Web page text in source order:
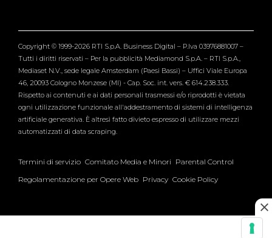
Verissimo
Copyright © 1999-2026 RTI S.p.A. Business Digital – P.Iva 03976881007 –
Tutti i diritti riservati – Per la pubblicità Mediamond S.p.A. – RTI S.p.A.,
Mediaset N.V., sede legale Amsterdam (Paesi Bassi) – Uffici Viale Europa
46, 20093 Cologno Monzese (MI) - Cap. Soc. int. vers. € 614.238.333.
Rispetto ai contenuti e ai dati personali trasmessi e/o riprodotti è vietata
ogni utilizzazione funzionale all'addestramento di sistemi di intelligenza
artificiale generativa. È altresì fatto divieto espresso di utilizzare mezzi
automatizzati di data scraping.
Termini di servizio Comitato Media e Minori Parental Control
Regolamentazione per Opere Web Privacy Cookie Policy